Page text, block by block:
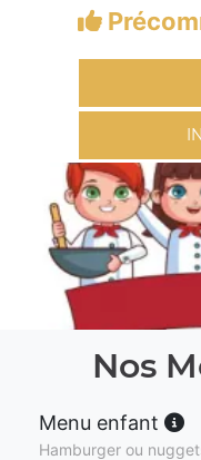
Nos
Menu enfant
Hamburger ou